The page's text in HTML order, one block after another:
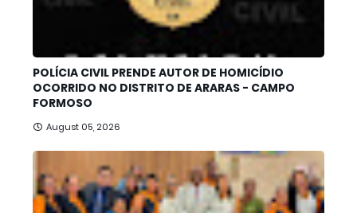
POLÍCIA CIVIL PRENDE AUTOR DE HOMICÍDIO
OCORRIDO NO DISTRITO DE ARARAS - CAMPO
FORMOSO
August 05, 2026